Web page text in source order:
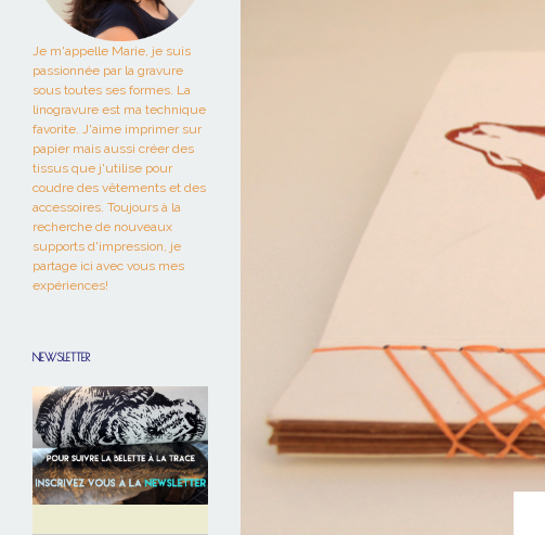
Je m'appelle Marie, je suis
passionnée par la gravure
sous toutes ses formes. La
linogravure est ma technique
favorite. J'aime imprimer sur
papier mais aussi créer des
tissus que j'utilise pour
coudre des vêtements et des
accessoires. Toujours à la
recherche de nouveaux
supports d'impression, je
partage ici avec vous mes
expériences!
NEWSLETTER